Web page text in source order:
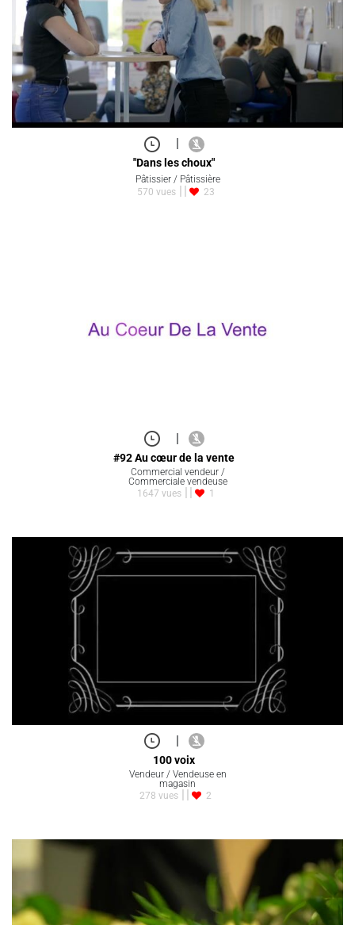
|
"Dans les choux"
Pâtissier / Pâtissière
570 vues
23
|
#92 Au cœur de la vente
Commercial vendeur /
Commerciale vendeuse
1647 vues
1
|
100 voix
Vendeur / Vendeuse en
magasin
278 vues
2